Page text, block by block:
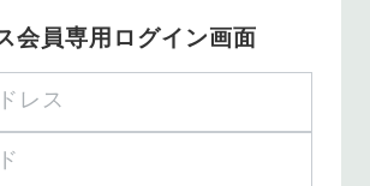
会員専用ログイン画面